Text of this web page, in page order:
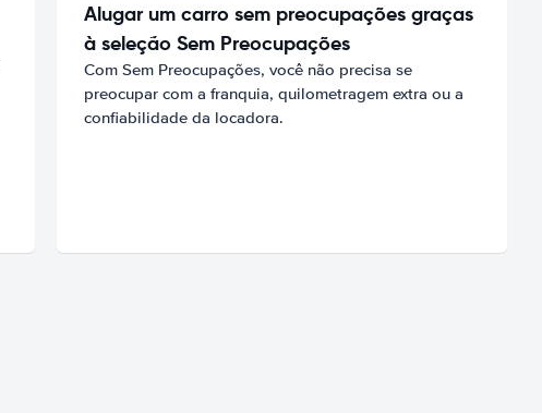
Alugar um carro sem preocupações graças
à seleção Sem Preocupações
Com Sem Preocupações, você não precisa se
preocupar com a franquia, quilometragem extra ou a
confiabilidade da locadora.